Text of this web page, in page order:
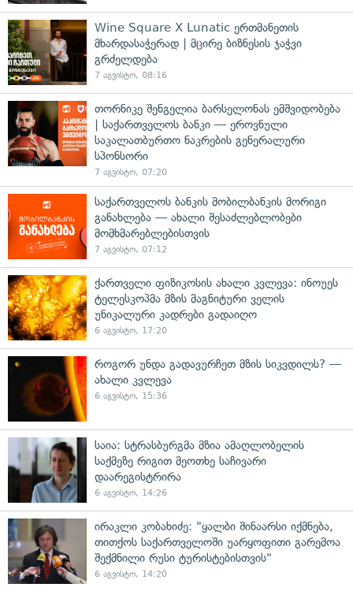
Wine Square X Lunatic ერთმანეთის
მხარდასაჭერად | მცირე ბიზნესის ჯაჭვი
გრძელდება
7 აგვისტო, 08:16
თორნიკე შენგელია ბარსელონას ემშვიდობება
| საქართველოს ბანკი — ეროვნული
საკალათბურთო ნაკრების გენერალური
სპონსორი
7 აგვისტო, 07:20
საქართველოს ბანკის მობილბანკის მორიგი
განახლება — ახალი შესაძლებლობები
მომხმარებლებისთვის
7 აგვისტო, 07:12
ქართველი ფიზიკოსის ახალი კვლევა: ინოუეს
ტელესკოპმა მზის მაგნიტური ველის
უნიკალური კადრები გადაიღო
6 აგვისტო, 17:20
როგორ უნდა გადავურჩეთ მზის სიკვდილს? —
ახალი კვლევა
6 აგვისტო, 15:36
საია: სტრასბურგმა მზია ამაღლობელის
საქმეზე რიგით მეოთხე საჩივარი
დაარეგისტრირა
6 აგვისტო, 14:26
ირაკლი კობახიძე: "ყალბი შინაარსი იქმნება,
თითქოს საქართველოში უარყოფითი გარემოა
შექმნილი რუსი ტურისტებისთვის"
6 აგვისტო, 14:20